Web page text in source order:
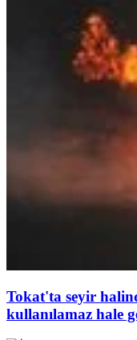
Tokat'ta seyir
kullanılamaz hale